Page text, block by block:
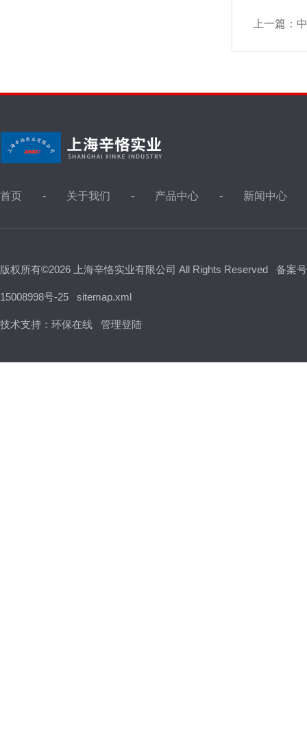
上一篇：
首页 关于我们 产品中心 新闻中心
版权所有©2026 上海辛恪实业有限公司 All Rights Reserved 备案
15008998号-25 sitemap.xml
技术支持： 环保在线 管理登陆